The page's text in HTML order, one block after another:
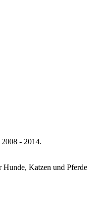
- 2014.
Hunde, Katzen und Pferde